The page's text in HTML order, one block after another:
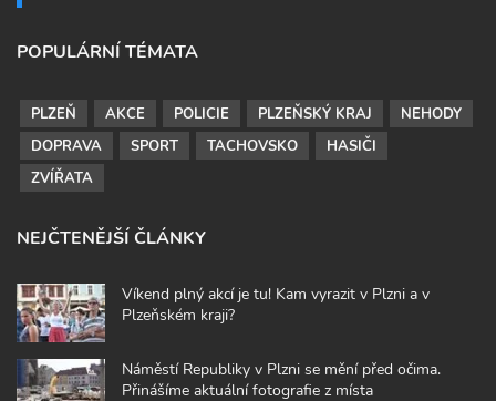
POPULÁRNÍ TÉMATA
PLZEŇ AKCE POLICIE PLZEŇSKÝ KRAJ
NEHODY
DOPRAVA
SPORT TACHOVSKO
HASIČI
ZVÍŘATA
NEJČTENĚJŠÍ ČLÁNKY
Víkend plný akcí je tu! Kam vyrazit v Plzni a v
Plzeňském kraji?
Náměstí Republiky v Plzni se mění před očima.
Přinášíme aktuální fotografie z místa